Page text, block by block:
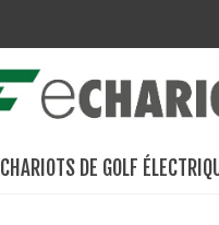
CHARIOTS DE GOLF